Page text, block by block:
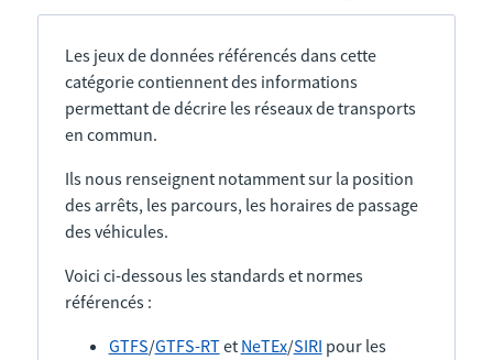
Les jeux de données référencés dans cette
catégorie contiennent des informations
permettant de décrire les réseaux de transports
en commun.
Ils nous renseignent notamment sur la position
des arrêts, les parcours, les horaires de passage
des véhicules.
Voici ci-dessous les standards et normes
référencés :
GTFS/GTFS-RTet NeTEx/SIRI pour les